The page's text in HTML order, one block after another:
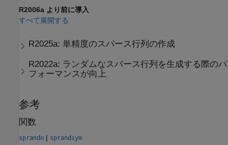
R2006a より前に導入
すべて展開する
R2025a:単精度のスパース行列の作成
R2022a: ランダムなスパース行列を生成する際のパ
フォーマンスが向上
参考
関数
sprandn | sprandsym